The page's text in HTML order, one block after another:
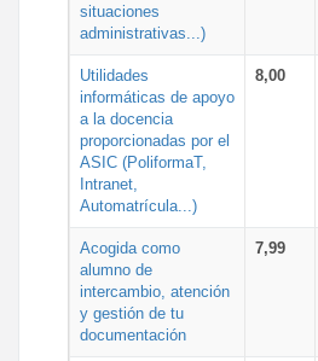
situaciones
administrativas...)
Utilidades
informáticas de apoyo
a la docencia
proporcionadas por el
ASIC (PoliformaT,
Intranet,
Automatrícula...)
8,00
Acogida como
alumno de
intercambio, atención
y gestión de tu
documentación
7,99